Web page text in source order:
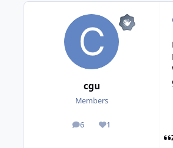
cgu
Members
6
posts 1
Reputation